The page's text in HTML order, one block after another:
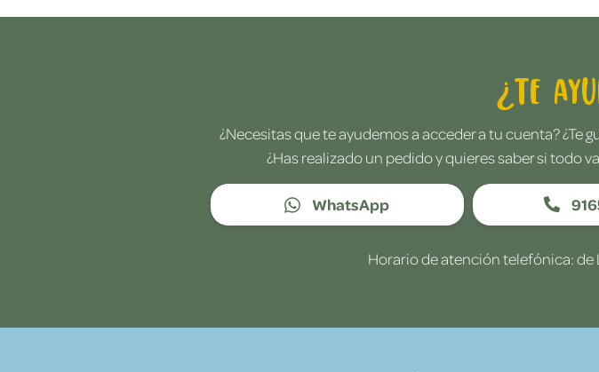
¿Te
¿Necesitas que te ayudemos a acceder a tu cuenta?
¿Has realizado un pedido y quieres saber si todo
WhatsApp
Horario de atención telefónica: de